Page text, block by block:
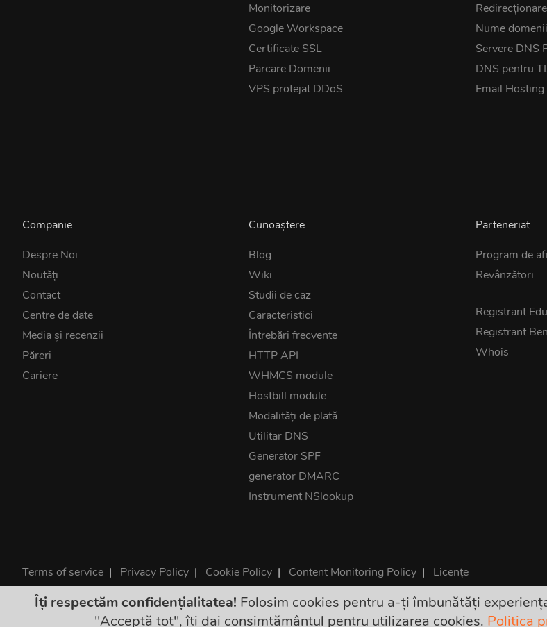
Monitorizare
Google Workspace
Certificate SSL
Parcare Domenii
VPS protejat DDoS
Nume domenii
Servere DNS
DNS pentru
Email Hosting
Companie
Despre Noi
Noutăţi
Contact
Centre de date
Media și recenzii
Păreri
Cariere
Cunoaștere
Blog
Wiki
Studii de caz
Caracteristici
Întrebări frecvente
HTTP API
WHMCS module
Hostbill module
Modalități de plată
Utilitar DNS
Generator SPF
generator DMARC
Instrument NSlookup
Parteneriat
Program de
Revânzători
Registrant
Registrant
Whois
Terms of service | Privacy Policy | Cookie Policy | Content Monitoring Policy | Licențe
©2026 ClouDNS
Prețurile sunt finale și includ toate taxele. Nu există
Îți respectăm confidențialitatea! Folosim cookies pentru a-ți îmbunătăți
"Acceptă tot", îți dai consimțământul pentru utilizarea cookies. Politica